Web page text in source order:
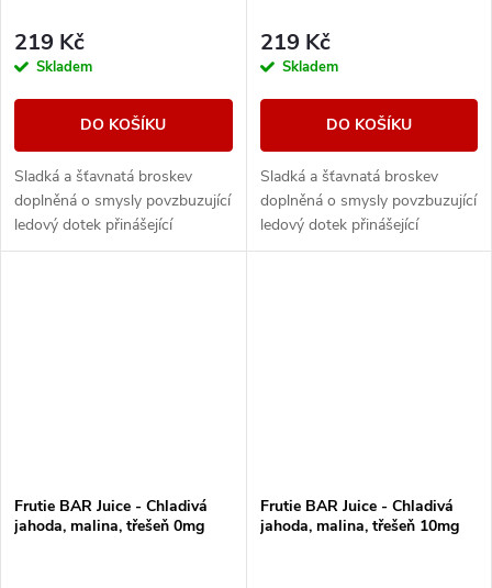
219 Kč
Skladem
DO KOŠÍKU
Sladká a šťavnatá broskev
doplněná o smysly povzbuzující
ledový dotek přinášející
maximální osvěžení. Dokonalá
219 Kč
Skladem
DO KOŠÍKU
Sladká a šťavnatá broskev
doplněná o smysly povzbuzující
ledový dotek přinášející
maximální osvěžení. Dokonalá
Frutie BAR Juice - Chladivá
jahoda, malina, třešeň 0mg
Frutie BAR Juice - Chladivá
jahoda, malina, třešeň 10mg